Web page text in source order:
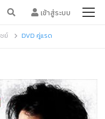
เข้าสู่ระบบ
ย์ DVD คู่แรด